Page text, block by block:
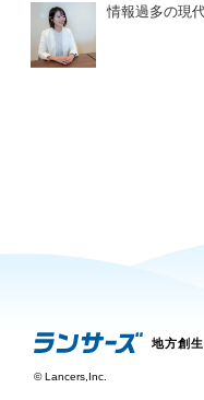
情報過多の現
地方創
©Lancers,Inc.